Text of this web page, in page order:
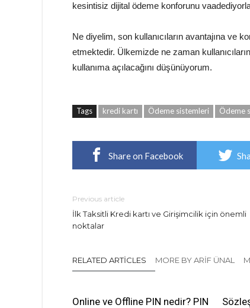
kesintisiz dijital ödeme konforunu
Ne diyelim, son kullanıcıların avantajına ve
etmektedir. Ülkemizde ne zaman
kullanıma açılacağını düşünüyorum.
Tags kredi kartı Ödeme sistemleri Ödeme
Share on Facebook
Previous article
İlk Taksitli Kredi kartı ve Girişimcilik için önemli
noktalar
RELATED ARTICLES MORE BY ARIF ÜNAL
Online ve Offline PIN nedir? PIN